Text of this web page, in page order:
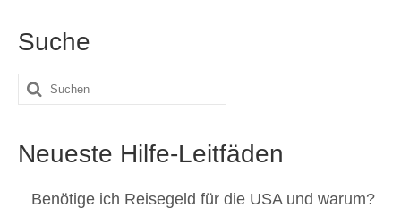
Suche
Suche
Neueste Hilfe-Leitfäden
Benötige ich Reisegeld für die USA und warum?